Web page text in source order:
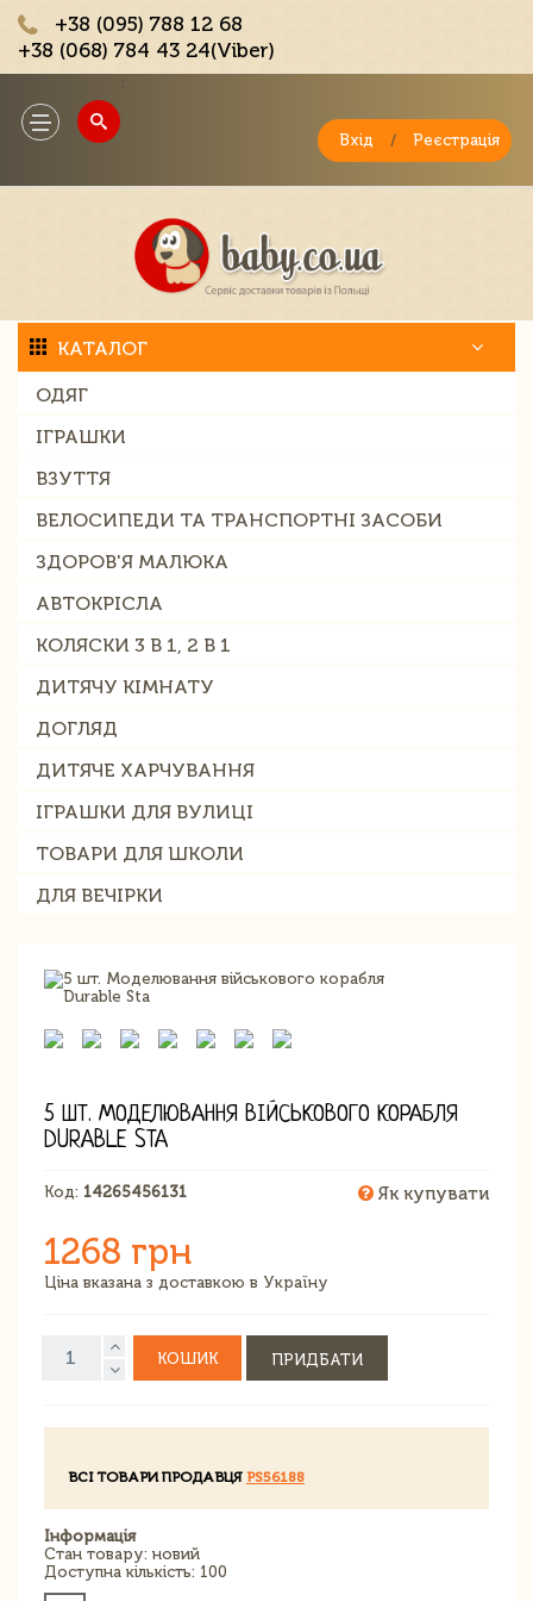
+38 (095) 788 12 68
+38 (068) 784 43 24(Viber)
Toggle
navigation
Вхід / Реєстрація
КАТАЛОГ
ОДЯГ
ІГРАШКИ
ВЗУТТЯ
ВЕЛОСИПЕДИ ТА ТРАНСПОРТНІ ЗАСОБИ
ЗДОРОВ'Я МАЛЮКА
АВТОКРІСЛА
КОЛЯСКИ 3 В 1, 2 В 1
ДИТЯЧУ КІМНАТУ
ДОГЛЯД
ДИТЯЧЕ ХАРЧУВАННЯ
ІГРАШКИ ДЛЯ ВУЛИЦІ
ТОВАРИ ДЛЯ ШКОЛИ
ДЛЯ ВЕЧІРКИ
5 ШТ. МОДЕЛЮВАННЯ ВІЙСЬКОВОГО КОРАБЛЯ
DURABLE STA
Код: 14265456131 Як купувати
1268 грн
Ціна вказана з доставкою в Україну
КОШИК ПРИДБАТИ
ВСІ ТОВАРИ ПРОДАВЦЯ PS56188
Інформація
Стан товару: новий
Доступна кількість: 100